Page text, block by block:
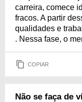
carreira, comece
fracos. A partir
qualidades e
. Nessa fase, o
COPIAR
Não se faça de